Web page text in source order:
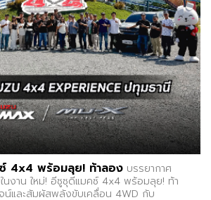
4x4 พร้อมลุย! ท้าลอง บรรยากาศ
งาน ใหม่! อีซูซุดีแมคซ์ 4x4 พร้อมลุย! ท้า
น์และสัมผัสพลังขับเคลื่อน 4WD กับ